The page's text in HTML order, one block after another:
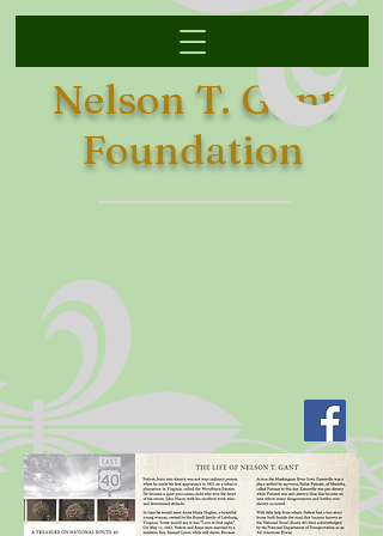
Nelson T. Gant
Foundation